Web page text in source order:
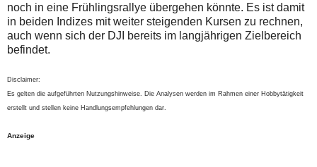
noch in eine Frühlingsrallye übergehen könnte. Es ist damit
in beiden Indizes mit weiter steigenden Kursen zu rechnen,
auch wenn sich der DJI bereits im langjährigen Zielbereich
befindet.
Disclaimer:
Es gelten die aufgeführten Nutzungshinweise. Die Analysen werden im Rahmen einer Hobbytätigkeit
erstellt und stellen keine Handlungsempfehlungen dar.
Anzeige